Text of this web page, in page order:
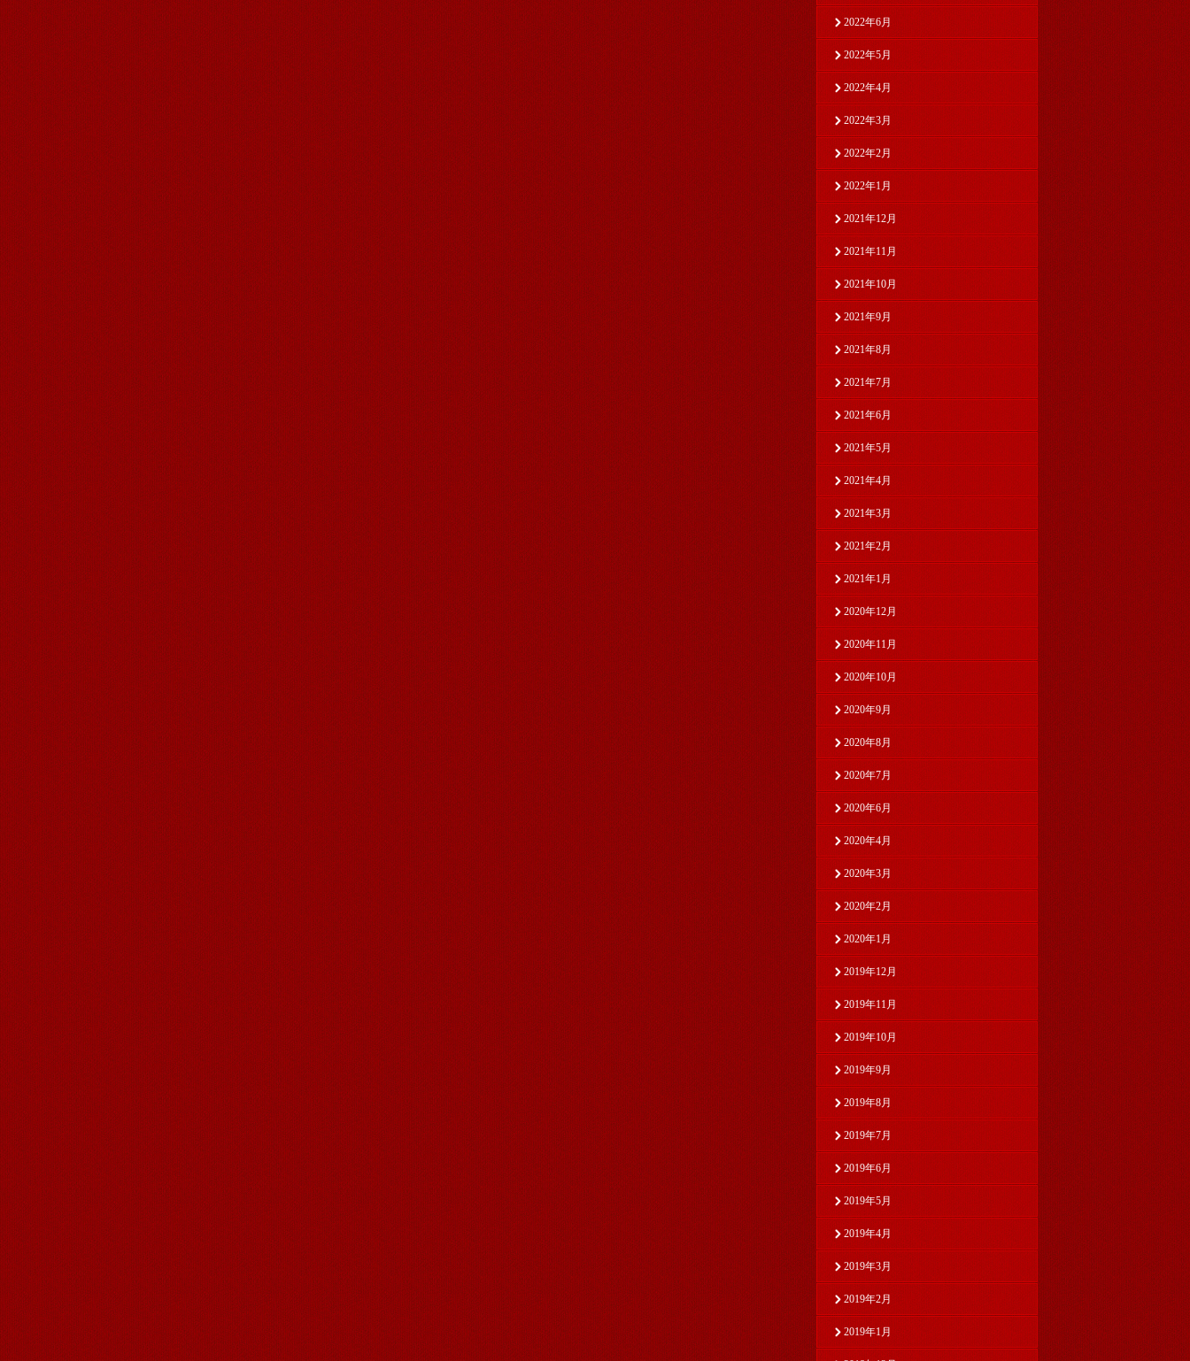
2022年6月
2022年5月
2022年4月
2022年3月
2022年2月
2022年1月
2021年12月
2021年11月
2021年10月
2021年9月
2021年8月
2021年7月
2021年6月
2021年5月
2021年4月
2021年3月
2021年2月
2021年1月
2020年12月
2020年11月
2020年10月
2020年9月
2020年8月
2020年7月
2020年6月
2020年4月
2020年3月
2020年2月
2020年1月
2019年12月
2019年11月
2019年10月
2019年9月
2019年8月
2019年7月
2019年6月
2019年5月
2019年4月
2019年3月
2019年2月
2019年1月